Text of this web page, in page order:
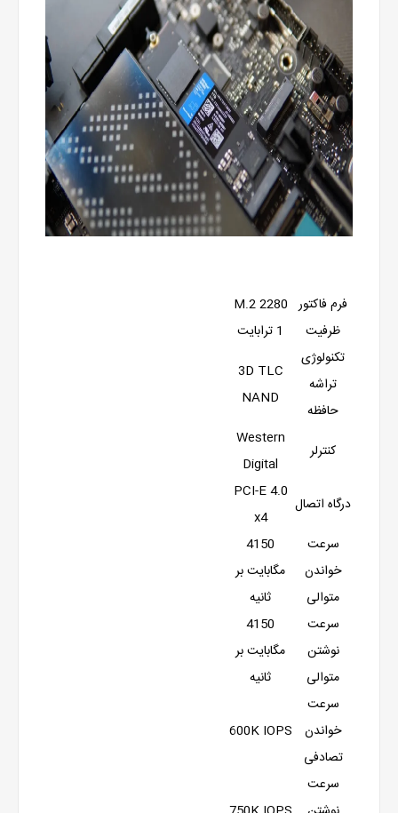
فرم فاکتور M.2 2280
ظرفیت
1 ترابایت
تکنولوژی
تراشه
حافظه
3D TLC
NAND
کنترلر
Western
Digital
درگاه اتصال
PCI-E 4.0
x4
سرعت
خواندن
متوالی
4150
مگابایت بر
ثانیه
سرعت
نوشتن
متوالی
4150
مگابایت بر
ثانیه
سرعت
خواندن
تصادفی
600K IOPS
سرعت